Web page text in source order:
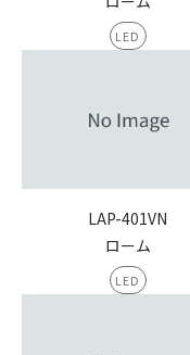
LED
LAP-401VN
ローム
LED